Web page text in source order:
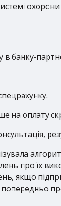
в банку-
на оплату
про їх
якщо